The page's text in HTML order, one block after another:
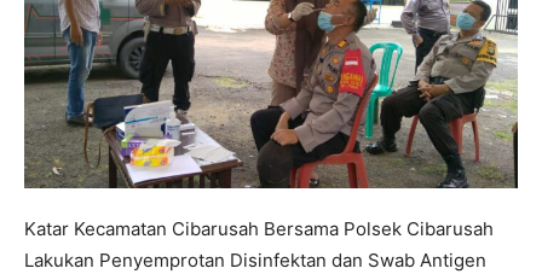
Katar Kecamatan Cibarusah Bersama Polsek Cibarusah
Lakukan Penyemprotan Disinfektan dan Swab Antigen